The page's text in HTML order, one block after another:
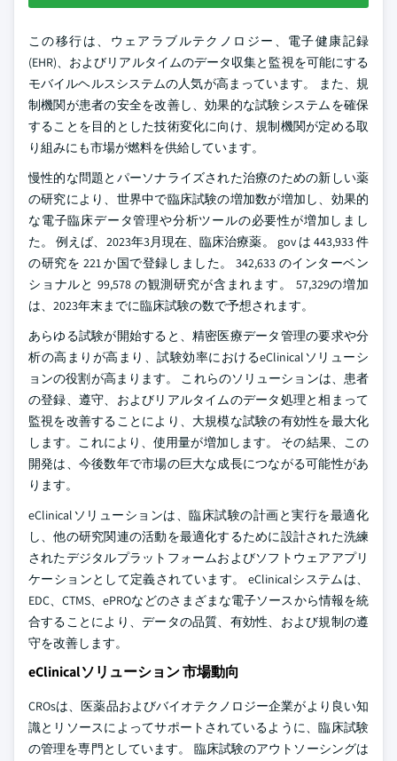
この移行は、ウェアラブルテクノロジー、電子健康記録
(EHR)、およびリアルタイムのデータ収集と監視を可能にする
モバイルヘルスシステムの人気が高まっています。 また、規
制機関が患者の安全を改善し、効果的な試験システムを確保
することを目的とした技術変化に向け、規制機関が定める取
り組みにも市場が燃料を供給しています。
慢性的な問題とパーソナライズされた治療のための新しい薬
の研究により、世界中で臨床試験の増加数が増加し、効果的
な電子臨床データ管理や分析ツールの必要性が増加しまし
た。 例えば、2023年3月現在、臨床治療薬。 gov は 443,933 件
の研究を 221 か国で登録しました。 342,633 のインターベン
ショナルと 99,578 の観測研究が含まれます。 57,329の増加
は、2023年末までに臨床試験の数で予想されます。
あらゆる試験が開始すると、精密医療データ管理の要求や分
析の高まりが高まり、試験効率におけるeClinicalソリューシ
ョンの役割が高まります。 これらのソリューションは、患者
の登録、遵守、およびリアルタイムのデータ処理と相まって
監視を改善することにより、大規模な試験の有効性を最大化
します。これにより、使用量が増加します。 その結果、この
開発は、今後数年で市場の巨大な成長につながる可能性があ
ります。
eClinicalソリューションは、臨床試験の計画と実行を最適化
し、他の研究関連の活動を最適化するために設計された洗練
されたデジタルプラットフォームおよびソフトウェアアプリ
ケーションとして定義されています。 eClinicalシステムは、
EDC、CTMS、ePROなどのさまざまな電子ソースから情報を統
合することにより、データの品質、有効性、および規制の遵
守を改善します。
eClinicalソリューション 市場動向
CROsは、医薬品およびバイオテクノロジー企業がより良い知
識とリソースによってサポートされているように、臨床試験
の管理を専門としています。 臨床試験のアウトソーシングは